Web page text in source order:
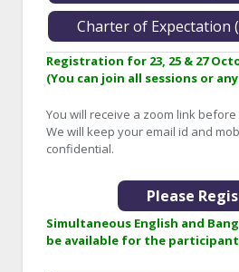
Charter of Expectation
Registration for 23, 25 & 27
(You can join all sessions or
You will receive a zoom link
We will keep your email id and
confidential.
Please
Simultaneous English and
be available for the